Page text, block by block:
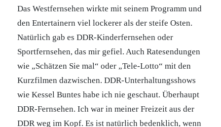
Das Westfernsehen wirkte mit seinem Programm und
den Entertainern viel lockerer als der steife Osten.
Natürlich gab es DDR-Kinderfernsehen oder
Sportfernsehen, das mir gefiel. Auch Ratesendungen
wie „Schätzen Sie mal“ oder „Tele-Lotto“ mit den
Kurzfilmen dazwischen. DDR-Unterhaltungsshows
wie Kessel Buntes habe ich nie geschaut. Überhaupt
DDR-Fernsehen. Ich war in meiner Freizeit aus der
DDR weg im Kopf. Es ist natürlich bedenklich, wenn